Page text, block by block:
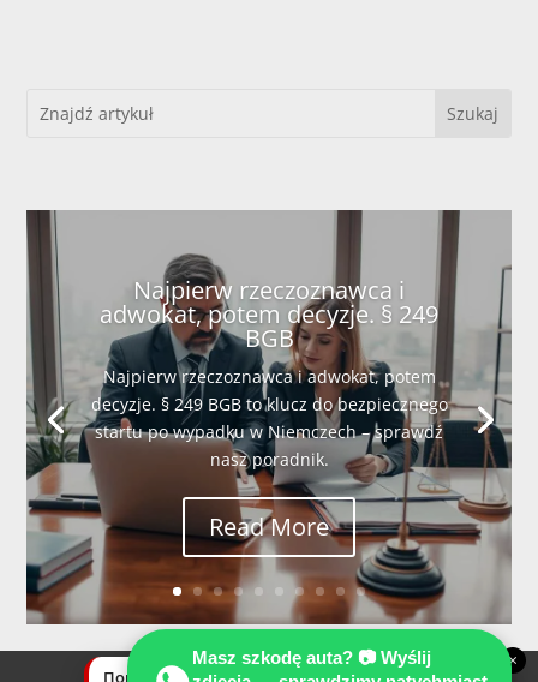
Najpierw rzeczoznawca i
adwokat, potem decyzje. § 249
BGB
Najpierw rzeczoznawca i adwokat, potem
decyzje. § 249 BGB to klucz do bezpiecznego
startu po wypadku w Niemczech – sprawdź
nasz poradnik.
Read More
Masz szkodę auta? 📷 Wyślij
×
Пошкоджено авто? Надішліть фото —